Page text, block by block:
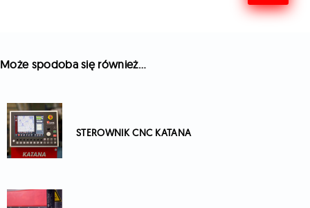
Może spodoba się również…
STEROWNIK CNC KATANA